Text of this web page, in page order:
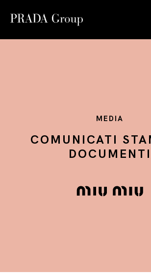
MEDIA
COMUNICATI
DOCUMENTI